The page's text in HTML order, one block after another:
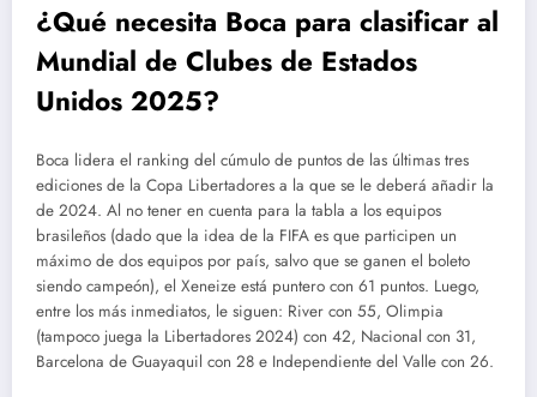
¿Qué necesita Boca para clasificar al
Mundial de Clubes de Estados
Unidos 2025?
Boca lidera el ranking del cúmulo de puntos de las últimas tres
ediciones de la Copa Libertadores a la que se le deberá añadir la
de 2024. Al no tener en cuenta para la tabla a los equipos
brasileños (dado que la idea de la FIFA es que participen un
máximo de dos equipos por país, salvo que se ganen el boleto
siendo campeón), el Xeneize está puntero con 61 puntos. Luego,
entre los más inmediatos, le siguen: River con 55, Olimpia
(tampoco juega la Libertadores 2024) con 42, Nacional con 31,
Barcelona de Guayaquil con 28 e Independiente del Valle con 26.